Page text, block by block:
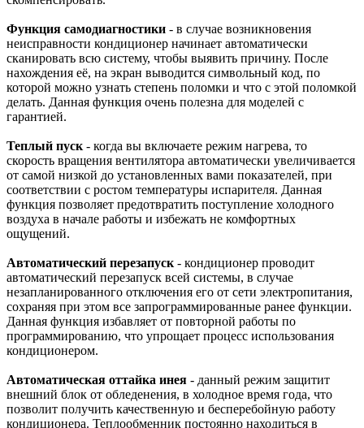
Функция самодиагностики - в случае возникновения
неисправности кондиционер начинает автоматически
сканировать всю систему, чтобы выявить причину. После
нахождения её, на экран выводится символьный код, по
которой можно узнать степень поломки и что с этой поломкой
делать. Данная функция очень полезна для моделей с
гарантией.
Теплый пуск - когда вы включаете режим нагрева, то
скорость вращения вентилятора автоматически увеличивается
от самой низкой до установленных вами показателей, при
соответствии с ростом температуры испарителя. Данная
функция позволяет предотвратить поступление холодного
воздуха в начале работы и избежать не комфортных
ощущений.
Автоматический перезапуск - кондиционер проводит
автоматический перезапуск всей системы, в случае
незапланированного отключения его от сети электропитания,
сохраняя при этом все запрограммированные ранее функции.
Данная функция избавляет от повторной работы по
программированию, что упрощает процесс использования
кондиционером.
Автоматическая оттайка инея - данный режим защитит
внешний блок от обледенения, в холодное время года, что
позволит получить качественную и бесперебойную работу
кондиционера. Теплообменник постоянно находиться в